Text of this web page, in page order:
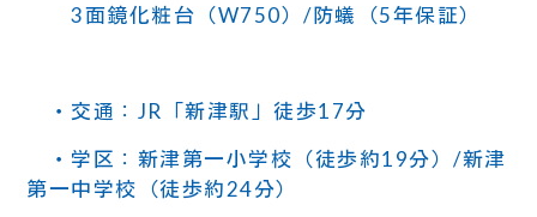
3面鏡化粧台（W750）/防蟻（5年保証）
・交通：JR「新津駅」徒歩17分
・学区：新津第一小学校（徒歩約19分）/新津
第一中学校（徒歩約24分）